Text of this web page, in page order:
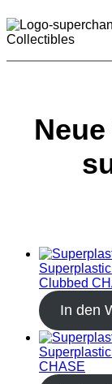
Clubbed
In den
CHASE